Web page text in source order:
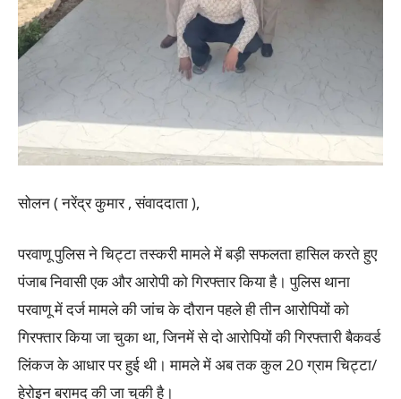
सोलन ( नरेंद्र कुमार , संवाददाता ),
परवाणू पुलिस ने चिट्टा तस्करी मामले में बड़ी सफलता हासिल करते हुए
पंजाब निवासी एक और आरोपी को गिरफ्तार किया है। पुलिस थाना
परवाणू में दर्ज मामले की जांच के दौरान पहले ही तीन आरोपियों को
गिरफ्तार किया जा चुका था, जिनमें से दो आरोपियों की गिरफ्तारी बैकवर्ड
लिंकज के आधार पर हुई थी। मामले में अब तक कुल 20 ग्राम चिट्टा/
हेरोइन बरामद की जा चुकी है।